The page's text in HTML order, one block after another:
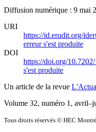
Diffusion numérique : 9 mai
URI
https://id.erudit.org/
erreur s'est produite
DOI
https://doi.org/
s'est produite
Un article de la revue
Volume 32, numéro 1,
Tous droits réservés © HEC